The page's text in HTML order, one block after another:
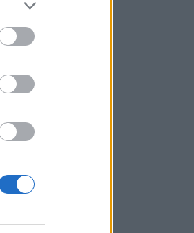
δίκτυο διακινητών με κέρδη 24 εκατ.
ευρώ
διαγωνισμός για την ανάπλαση των
204,6 εκατ. ευρώ
Σκέρτσος: «Το ΠΑΣΟΚ υποκαθιστά την
οικονομική ανάλυση με πολιτική
Πανεπιστήμιο Κρήτης για το
στεγαστικό επίδομα των φοιτητών